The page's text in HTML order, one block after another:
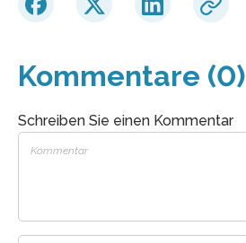
Kommentare (0)
Schreiben Sie einen Kommentar